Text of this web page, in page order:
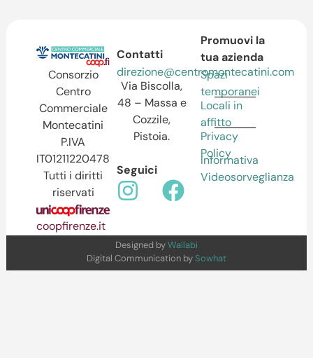
Consorzio
Centro
Commerciale
Montecatini
P.IVA
IT01211220478
Tutti i diritti
riservati
coopfirenze.it
Contatti
direzione@centromontecatini.com
Via Biscolla,
48 – Massa e
Cozzile,
Pistoia.
Seguici
Promuovi la
tua azienda
Spazi
temporanei
Locali in
affitto
Privacy
Policy
Informativa
Videosorveglianza
Designed byWallabi
Digital Communication by Sowhat